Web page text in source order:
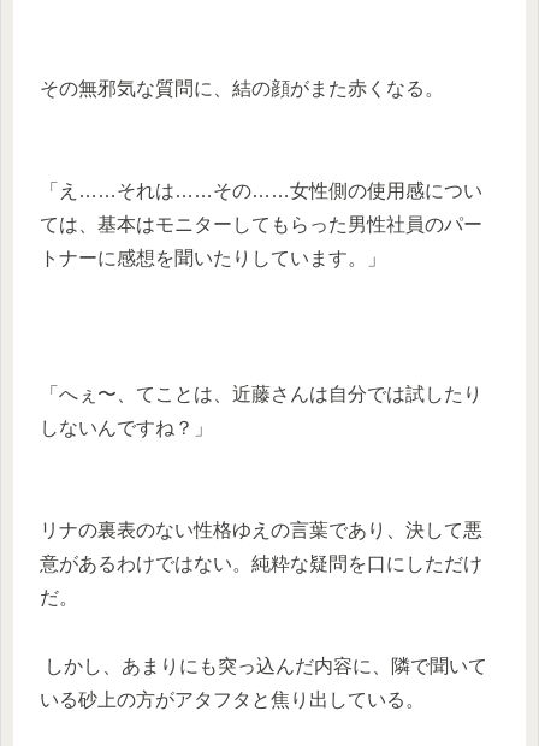
その無邪気な質問に、結の顔がまた赤くなる。
「え……それは……その……女性側の使用感につい
ては、基本はモニターしてもらった男性社員のパー
トナーに感想を聞いたりしています。」
「へぇ〜、てことは、近藤さんは自分では試したり
しないんですね？」
リナの裏表のない性格ゆえの言葉であり、決して悪
意があるわけではない。純粋な疑問を口にしただけ
だ。
しかし、あまりにも突っ込んだ内容に、隣で聞いて
いる砂上の方がアタフタと焦り出している。